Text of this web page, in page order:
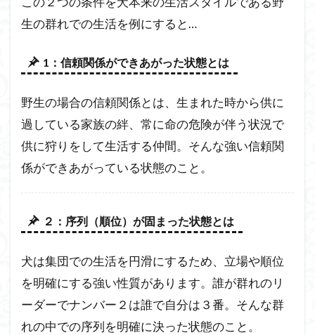
生の群れでの生活を例にすると…
1：信頼関係ができあがった状態とは
野生の場合の信頼関係とは、生まれた時から供に
過している家族の絆、常に命の危険が伴う状況で
供に狩りをして生活する仲間。そんな強い信頼関
係ができあがっている状態のこと。
２：序列（順位）が固まった状態とは
犬は集団での生活を円滑にするため、立場や順位
を明確にする強い性質があります。誰が群れのリ
ーダーでナンバー２は誰で自分は３番。そんな群
れの中での序列を明確に決った状態のこと。